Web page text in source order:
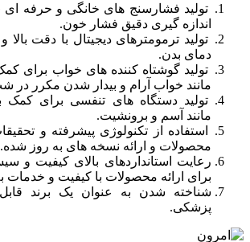
تولید فشارسنج های خانگی و حرفه ای
اندازه گیری دقیق فشار خون.
تولید ترمومترهای دیجیتال با دقت بالا
دمای بدن.
تولید گوشتاه کننده های خواب برای
مانند خواب آرام و بیدار شدن مکرر در
تولید دستگاه های تنفسی برای
مانند آسم و برونشیت.
استفاده از تکنولوژی پیشرفته و
محصولات و ارائه نسخه های به روز شده.
رعایت استانداردهای بالای کیفیت و
برای ارائه محصولات با کیفیت و خدمات
شناخته شدن به عنوان یک برند
پزشکی.